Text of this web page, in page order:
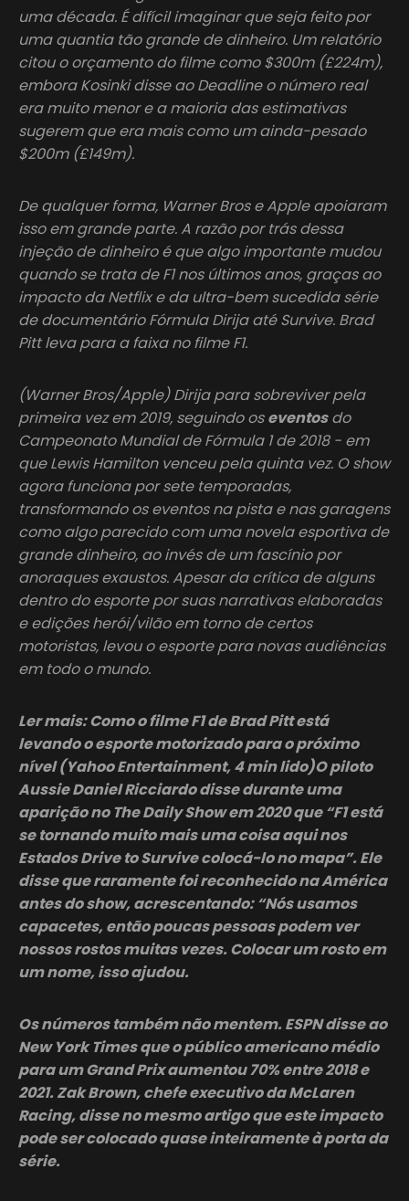
uma década. É difícil imaginar que seja feito por
uma quantia tão grande de dinheiro. Um relatório
citou o orçamento do filme como $300m (£224m),
embora Kosinki disse ao Deadline o número real
era muito menor e a maioria das estimativas
sugerem que era mais como um ainda-pesado
$200m (£149m).
De qualquer forma, Warner Bros e Apple apoiaram
isso em grande parte. A razão por trás dessa
injeção de dinheiro é que algo importante mudou
quando se trata de F1 nos últimos anos, graças ao
impacto da Netflix e da ultra-bem sucedida série
de documentário Fórmula Dirija até Survive. Brad
Pitt leva para a faixa no filme F1.
(Warner Bros/Apple) Dirija para sobreviver pela
primeira vez em 2019, seguindo oseventosdo
Campeonato Mundial de Fórmula 1 de 2018 - em
que Lewis Hamilton venceu pela quinta vez. O show
agora funciona por sete temporadas,
transformando os eventos na pista e nas garagens
como algo parecido com uma novela esportiva de
grande dinheiro, ao invés de um fascínio por
anoraques exaustos. Apesar da crítica de alguns
dentro do esporte por suas narrativas elaboradas
e edições herói/vilão em torno de certos
motoristas, levou o esporte para novas audiências
em todo o mundo.
Ler mais: Como o filme F1 de Brad Pitt está
levando o esporte motorizado para o próximo
nível (Yahoo Entertainment, 4 min lido)O piloto
Aussie Daniel Ricciardo disse durante uma
aparição no The Daily Show em 2020 que “F1 está
se tornando muito mais uma coisa aqui nos
Estados Drive to Survive colocá-lo no mapa”. Ele
disse que raramente foi reconhecido na América
antes do show, acrescentando: “Nós usamos
capacetes, então poucas pessoas podem ver
nossos rostos muitas vezes. Colocar um rosto em
um nome, isso ajudou.
Os números também não mentem. ESPN disse ao
New York Times que o público americano médio
para um Grand Prix aumentou 70% entre 2018 e
2021. Zak Brown, chefe executivo da McLaren
Racing, disse no mesmo artigo que este impacto
pode ser colocado quase inteiramente à porta da
série.